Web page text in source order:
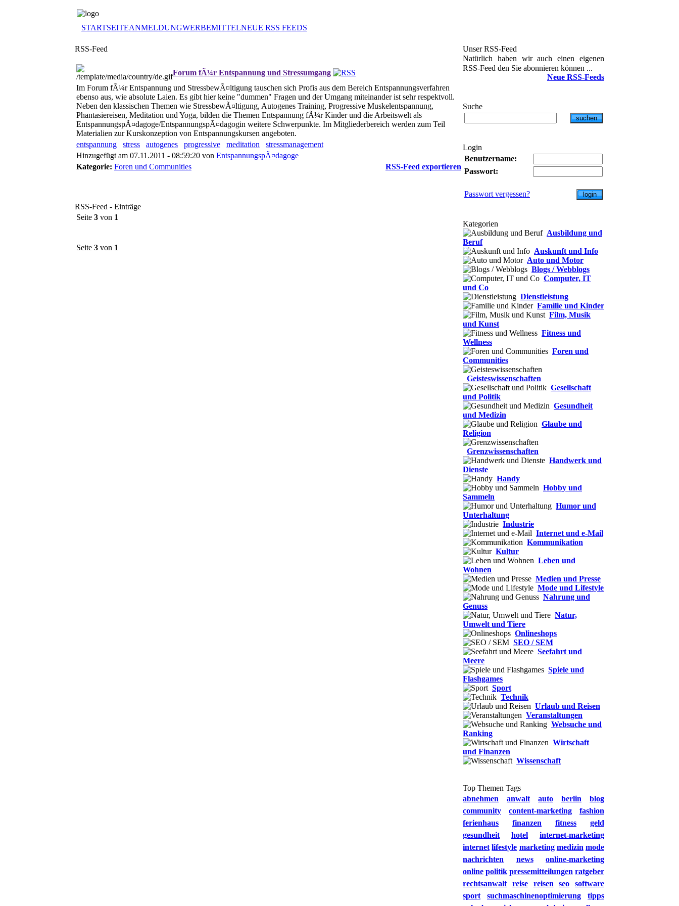
STARTSEITEANMELDUNGWERBEMITTELNEUE RSS FEEDS
RSS-Feed
Forum fÃ¼r Entspannung und Stressumgang
Im Forum fÃ¼r Entspannung und StressbewÃ¤ltigung tauschen sich Profis aus dem Bereich Entspannungsverfahren
ebenso aus, wie absolute Laien. Es gibt hier keine "dummen" Fragen und der Umgang miteinander ist sehr respektvoll.
Neben den klassischen Themen wie StressbewÃ¤ltigung, Autogenes Training, Progressive Muskelentspannung,
Phantasiereisen, Meditation und Yoga, bilden die Themen Entspannung fÃ¼r Kinder und die Arbeitswelt als
EntspannungspÃ¤dagoge/EntspannungspÃ¤dagogin weitere Schwerpunkte. Im Mitgliederbereich werden zum Teil
Materialien zur Kurskonzeption von Entspannungskursen angeboten.
entspannung
stress autogenes progressive meditation
stressmanagement
Hinzugefügt am 07.11.2011 - 08:59:20 von EntspannungspÃ¤dagoge
Kategorie: Foren und Communities RSS-Feed exportieren
RSS-Feed - Einträge
Seite 3 von 1
Seite 3 von 1
Unser RSS-Feed
Natürlich haben wir auch einen eigenen
RSS-Feed den Sie abonnieren können ...
Neue RSS-Feeds
Suche
Login
Benutzername:
Passwort:
Passwort vergessen?
Kategorien
Ausbildung und
Beruf
Auskunft und Info
Auto und Motor
Blogs / Webblogs
Computer, IT
und Co
Dienstleistung
Familie und Kinder
Film, Musik
und Kunst
Fitness und
Wellness
Foren und
Communities
Geisteswissenschaften
Gesellschaft
und Politik
Gesundheit
und Medizin
Glaube und
Religion
Grenzwissenschaften
Handwerk und
Dienste
Handy
Hobby und
Sammeln
Humor und
Unterhaltung
Industrie
Internet und e-Mail
Kommunikation
Kultur
Leben und
Wohnen
Medien und Presse
Mode und Lifestyle
Nahrung und
Genuss
Natur,
Umwelt und Tiere
Onlineshops
SEO / SEM
Seefahrt und
Meere
Spiele und
Flashgames
Sport
Technik
Urlaub und Reisen
Veranstaltungen
Websuche und
Ranking
Wirtschaft
und Finanzen
Wissenschaft
Top Themen Tags
abnehmen
anwalt auto berlin
blog
community
content-marketing
fashion
ferienhaus
finanzen fitness
geld
gesundheit
hotel
internet-marketing
internet lifestyle marketing medizin mode
nachrichten
news
online-marketing
online politik pressemitteilungen ratgeber
rechtsanwalt
reise reisen seo
software
sport
suchmaschinenoptimierung
tipps